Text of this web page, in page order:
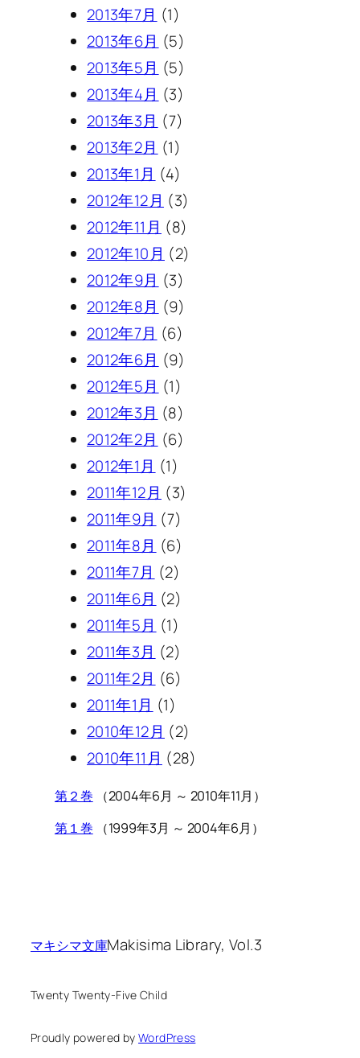
2013年7月 (1)
2013年6月 (5)
2013年5月 (5)
2013年4月 (3)
2013年3月 (7)
2013年2月 (1)
2013年1月 (4)
2012年12月 (3)
2012年11月 (8)
2012年10月 (2)
2012年9月 (3)
2012年8月 (9)
2012年7月 (6)
2012年6月 (9)
2012年5月 (1)
2012年3月 (8)
2012年2月 (6)
2012年1月 (1)
2011年12月 (3)
2011年9月 (7)
2011年8月 (6)
2011年7月 (2)
2011年6月 (2)
2011年5月 (1)
2011年3月 (2)
2011年2月 (6)
2011年1月 (1)
2010年12月 (2)
2010年11月 (28)
第２巻 （2004年6月 ～ 2010年11月）
第１巻 （1999年3月 ～ 2004年6月）
マキシマ文庫Makisima Library, Vol.3
Twenty Twenty-Five Child
Proudly powered byWordPress